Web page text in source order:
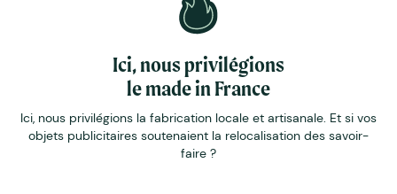
Ici, nous privilégions
le made in France
Ici, nous privilégions la fabrication locale et artisanale. Et si vos
objets publicitaires soutenaient la relocalisation des savoir-
faire ?